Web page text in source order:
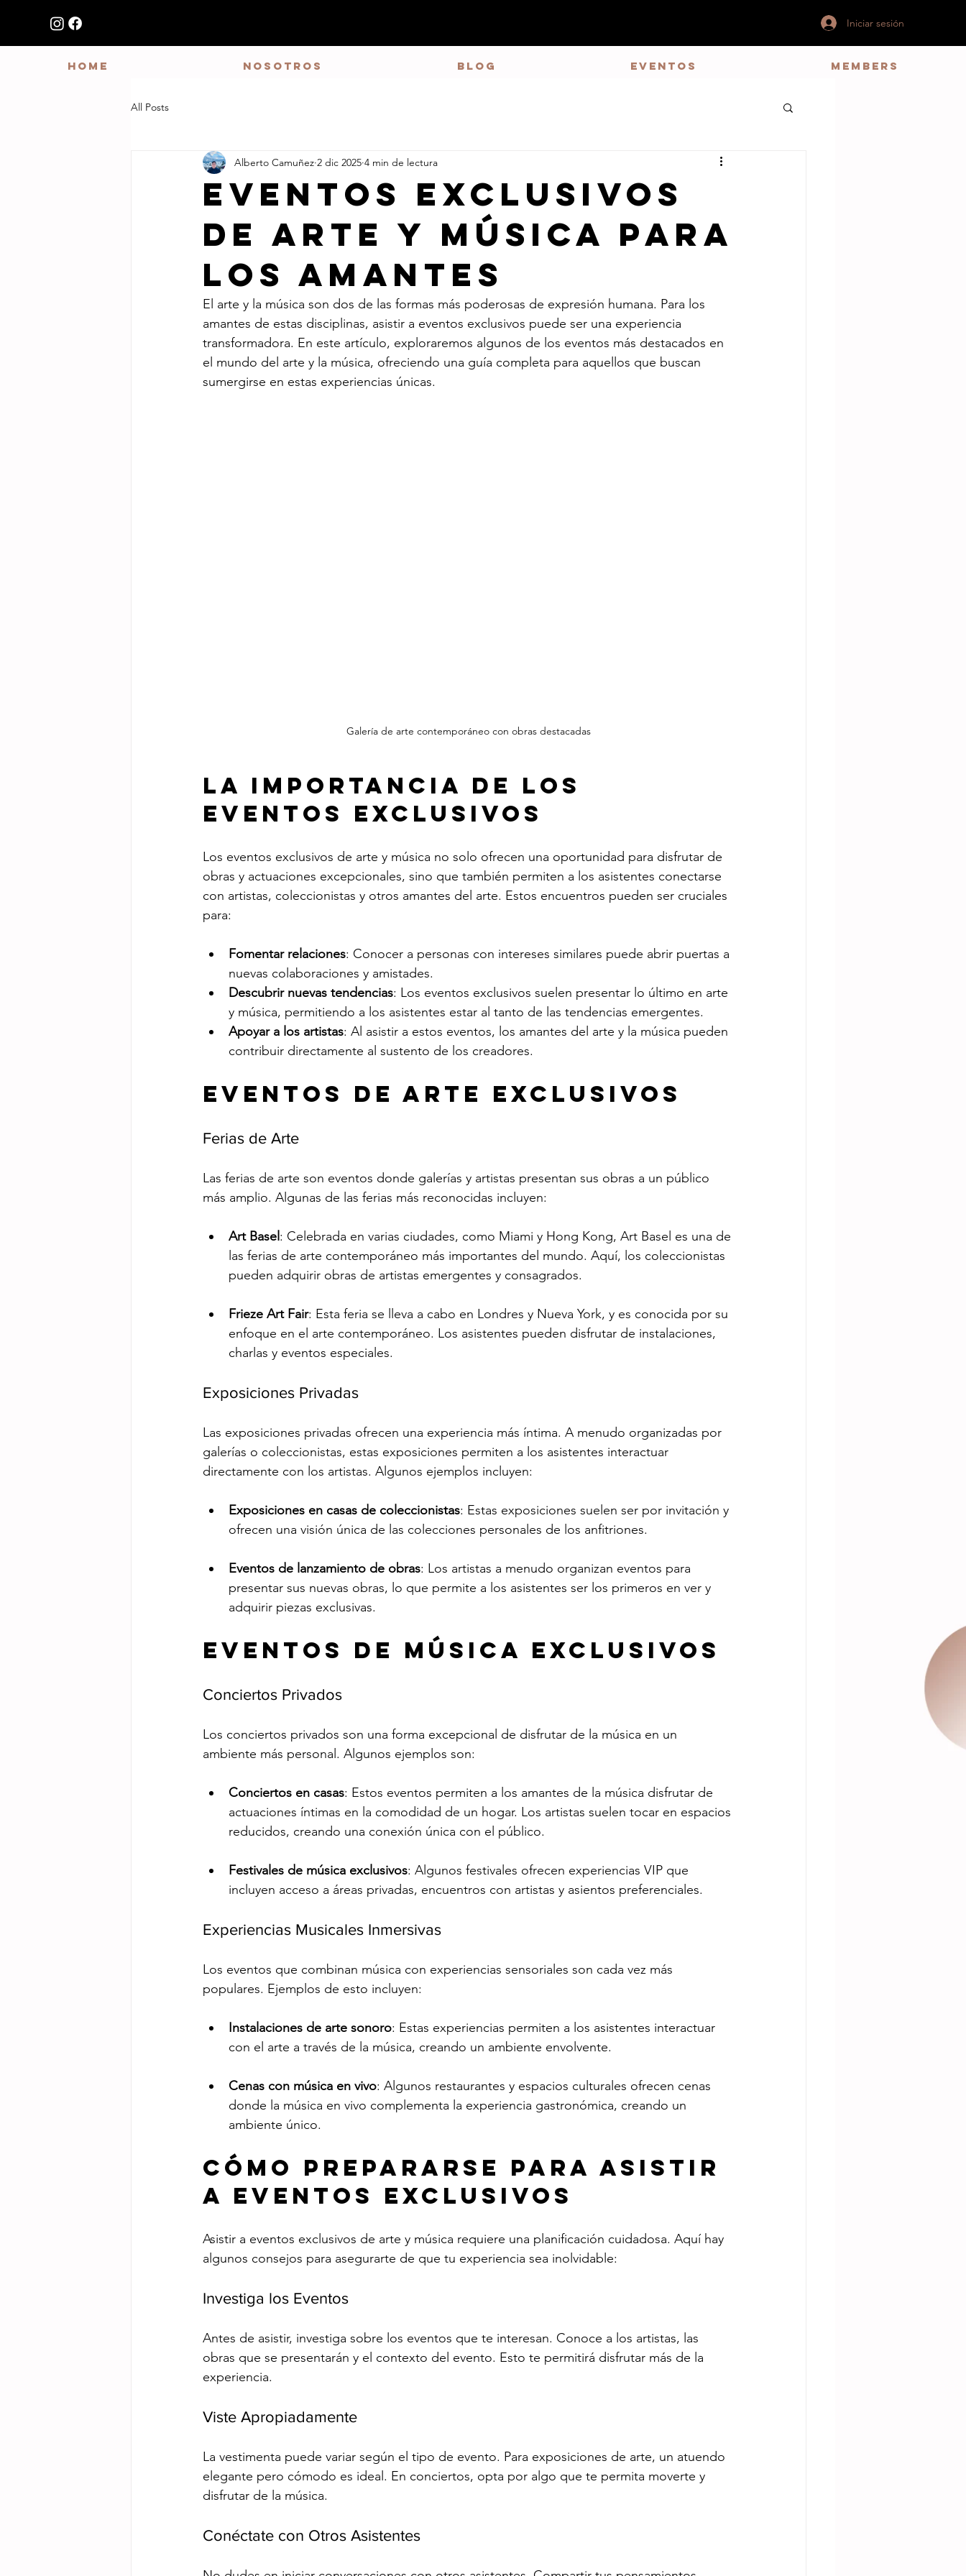
Iniciar sesión
HOME NOSOTROS BLOG Eventos Members
All Posts
Eventos Exclusivos
de Arte y Música para
los Amantes
Alberto Camuñez 2 dic 2025 4 min de lectura
El arte y la música son dos de las formas más poderosas de expresión humana. Para los
amantes de estas disciplinas, asistir a eventos exclusivos puede ser una experiencia
transformadora. En este artículo, exploraremos algunos de los eventos más destacados en
el mundo del arte y la música, ofreciendo una guía completa para aquellos que buscan
sumergirse en estas experiencias únicas.
Galería de arte contemporáneo con obras destacadas
La Importancia de los
Eventos Exclusivos
Los eventos exclusivos de arte y música no solo ofrecen una oportunidad para disfrutar de
obras y actuaciones excepcionales, sino que también permiten a los asistentes conectarse
con artistas, coleccionistas y otros amantes del arte. Estos encuentros pueden ser cruciales
para:
Fomentar relaciones: Conocer a personas con intereses similares puede abrir puertas a
nuevas colaboraciones y amistades.
Descubrir nuevas tendencias: Los eventos exclusivos suelen presentar lo último en arte
y música, permitiendo a los asistentes estar al tanto de las tendencias emergentes.
Apoyar a los artistas: Al asistir a estos eventos, los amantes del arte y la música pueden
contribuir directamente al sustento de los creadores.
Eventos de Arte Exclusivos
Ferias de Arte
Las ferias de arte son eventos donde galerías y artistas presentan sus obras a un público
más amplio. Algunas de las ferias más reconocidas incluyen:
Art Basel : Celebrada en varias ciudades, como Miami y Hong Kong, Art Basel es una de
las ferias de arte contemporáneo más importantes del mundo. Aquí, los coleccionistas
pueden adquirir obras de artistas emergentes y consagrados.
Frieze Art Fair: Esta feria se lleva a cabo en Londres y Nueva York, y es conocida por su
enfoque en el arte contemporáneo. Los asistentes pueden disfrutar de instalaciones,
charlas y eventos especiales.
Exposiciones Privadas
Las exposiciones privadas ofrecen una experiencia más íntima. A menudo organizadas por
galerías o coleccionistas, estas exposiciones permiten a los asistentes interactuar
directamente con los artistas. Algunos ejemplos incluyen:
Exposiciones en casas de coleccionistas: Estas exposiciones suelen ser por invitación y
ofrecen una visión única de las colecciones personales de los anfitriones.
Eventos de lanzamiento de obras: Los artistas a menudo organizan eventos para
presentar sus nuevas obras, lo que permite a los asistentes ser los primeros en ver y
adquirir piezas exclusivas.
Eventos de Música Exclusivos
Conciertos Privados
Los conciertos privados son una forma excepcional de disfrutar de la música en un
ambiente más personal. Algunos ejemplos son:
Conciertos en casas: Estos eventos permiten a los amantes de la música disfrutar de
actuaciones íntimas en la comodidad de un hogar. Los artistas suelen tocar en espacios
reducidos, creando una conexión única con el público.
Festivales de música exclusivos: Algunos festivales ofrecen experiencias VIP que
incluyen acceso a áreas privadas, encuentros con artistas y asientos preferenciales.
Experiencias Musicales Inmersivas
Los eventos que combinan música con experiencias sensoriales son cada vez más
populares. Ejemplos de esto incluyen:
Instalaciones de arte sonoro: Estas experiencias permiten a los asistentes interactuar
con el arte a través de la música, creando un ambiente envolvente.
Cenas con música en vivo: Algunos restaurantes y espacios culturales ofrecen cenas
donde la música en vivo complementa la experiencia gastronómica, creando un
ambiente único.
Cómo Prepararse para Asistir
a Eventos Exclusivos
Asistir a eventos exclusivos de arte y música requiere una planificación cuidadosa. Aquí hay
algunos consejos para asegurarte de que tu experiencia sea inolvidable:
Investiga los Eventos
Antes de asistir, investiga sobre los eventos que te interesan. Conoce a los artistas, las
obras que se presentarán y el contexto del evento. Esto te permitirá disfrutar más de la
experiencia.
Viste Apropiadamente
La vestimenta puede variar según el tipo de evento. Para exposiciones de arte, un atuendo
elegante pero cómodo es ideal. En conciertos, opta por algo que te permita moverte y
disfrutar de la música.
Conéctate con Otros Asistentes